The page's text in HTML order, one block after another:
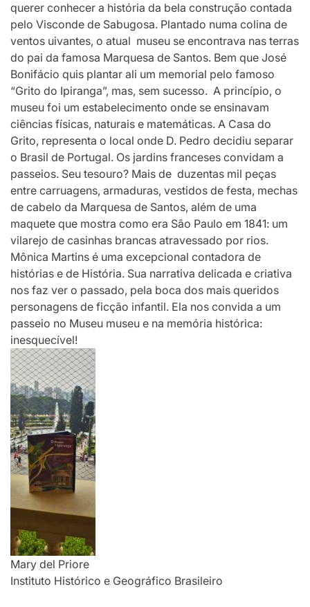
querer conhecer a história da bela construção contada
pelo Visconde de Sabugosa. Plantado numa colina de
ventos uivantes, o atual museu se encontrava nas terras
do pai da famosa Marquesa de Santos. Bem que José
Bonifácio quis plantar ali um memorial pelo famoso
“Grito do Ipiranga”, mas, sem sucesso. A princípio, o
museu foi um estabelecimento onde se ensinavam
ciências físicas, naturais e matemáticas. A Casa do
Grito, representa o local onde D. Pedro decidiu separar
o Brasil de Portugal. Os jardins franceses convidam a
passeios. Seu tesouro? Mais de duzentas mil peças
entre carruagens, armaduras, vestidos de festa, mechas
de cabelo da Marquesa de Santos, além de uma
maquete que mostra como era São Paulo em 1841: um
vilarejo de casinhas brancas atravessado por rios.
Mônica Martins é uma excepcional contadora de
histórias e de História. Sua narrativa delicada e criativa
nos faz ver o passado, pela boca dos mais queridos
personagens de ficção infantil. Ela nos convida a um
passeio no Museu museu e na memória histórica:
inesquecível!
Mary del Priore
Instituto Histórico e Geográfico Brasileiro